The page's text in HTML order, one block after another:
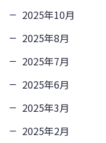
2025年10月
2025年8月
2025年7月
2025年6月
2025年3月
2025年2月